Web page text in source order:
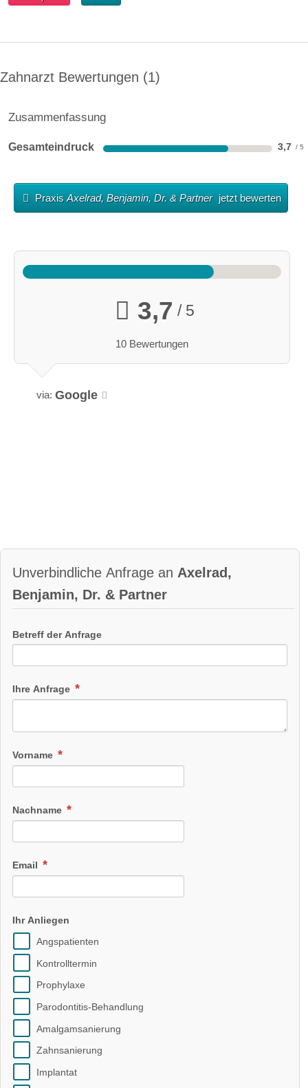
Zahnarzt Bewertungen 1
Zusammenfassung
Gesamteindruck 3,7
PraxisAxelrad, Benjamin, Dr. & Partner jetzt bewerten
3,7 / 5
10 Bewertungen
via: Google
Unverbindliche Anfrage an Axelrad,
Benjamin, Dr. & Partner
Betreff der Anfrage
Ihre Anfrage
Vorname
Nachname
Email
Ihr Anliegen
Angspatienten
Kontrolltermin
Prophylaxe
Parodontitis-Behandlung
Amalgamsanierung
Zahnsanierung
Implantat